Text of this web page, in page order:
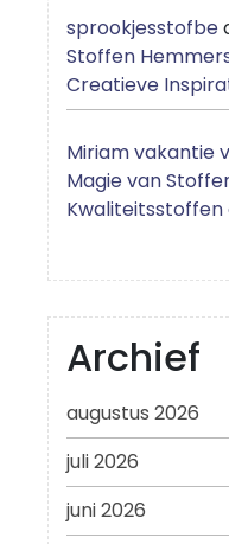
sprookjesstofbe
Stoffen
Creatieve
Miriam vakantie
Magie van
Archief
augustus 2026
juli 2026
juni 2026